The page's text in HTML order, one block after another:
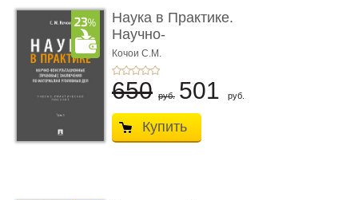
Наука в Практике.
Научно-
консультационные (пра
...
Кочои С.М.
650 руб. 501 руб.
Купить